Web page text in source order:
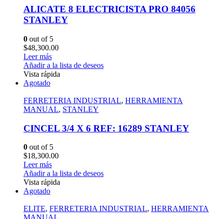
ALICATE 8 ELECTRICISTA PRO 84056
STANLEY
0 out of 5
$48,300.00
Leer más
Añadir a la lista de deseos
Vista rápida
Agotado
FERRETERIA INDUSTRIAL, HERRAMIENTA
MANUAL, STANLEY
CINCEL 3/4 X 6 REF: 16289 STANLEY
0 out of 5
$18,300.00
Leer más
Añadir a la lista de deseos
Vista rápida
Agotado
ELITE, FERRETERIA INDUSTRIAL, HERRAMIENTA